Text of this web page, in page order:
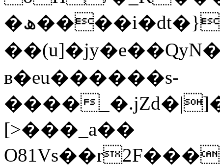
�ھ����i�dt�}����o�엟
в�eu������s­
����
[>���_a��